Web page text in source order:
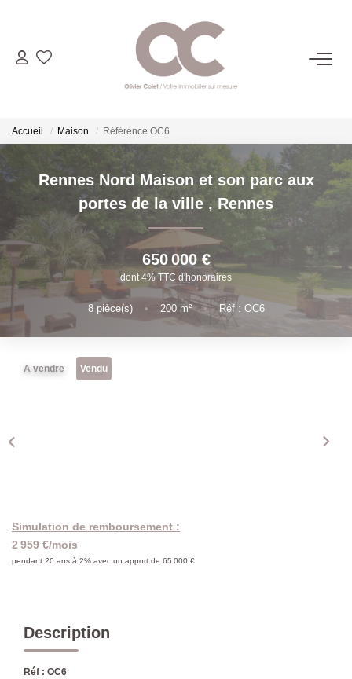
06.14.98.69.34
ACHETER
LOUER
ESTIMER
L'AGENCE
CONTACT
Accueil Maison Référence OC6
Rennes Nord Maison et son parc aux
portes de la ville ,Rennes
650 000 €
dont 4% TTC d'honoraires
8pièce(s) • 200m² • Réf : OC6
A vendre Vendu
Simulation de remboursement :
2 959 €/mois
pendant 20 ans à 2% avec un apport de 65 000 €
Description
Réf : OC6